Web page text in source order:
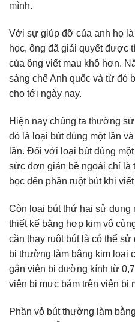
mình.
Với sự giúp đỡ của anh họ
học, ông đã giải quyết được
của ông viết mau khô hơn.
sáng chế Anh quốc và từ đó
cho tới ngày nay.
Hiện nay chúng ta thường
đó là loại bút dùng một lần
lần. Đối với loại bút dùng
sức đơn giản bề ngoài chỉ là
bọc đến phần ruột bút khi
Còn loại bút thứ hai sử
thiết kế bằng hợp kim vô
cần thay ruột bút là có thể
bi thường làm bằng kim loại
gắn viên bi đường kính từ
viên bi mực bám trên viên bi
Phần vỏ bút thường làm